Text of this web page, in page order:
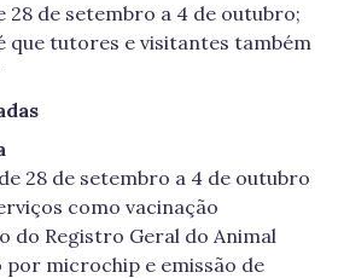
28 de setembro a 4 de outubro;
que tutores e visitantes também
28 de setembro a 4 de outubro
como vacinação
do Registro Geral do Animal
por microchip e emissão de